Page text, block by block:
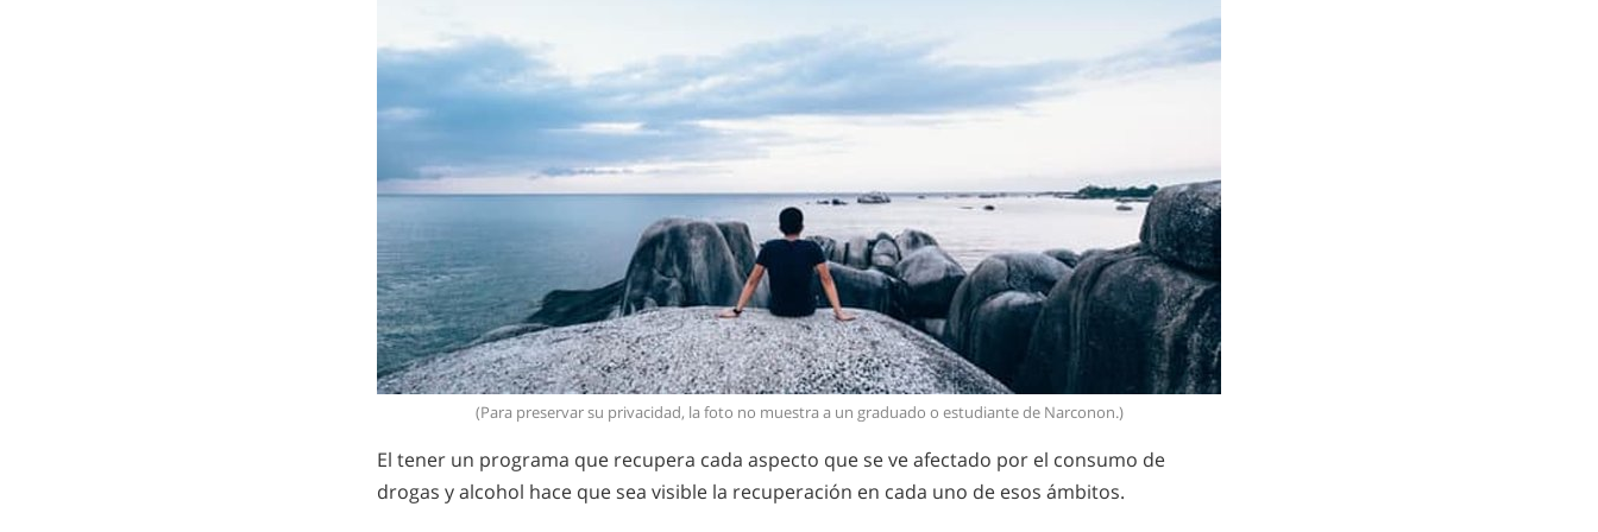
(Para preservar su privacidad, la foto no muestra a un graduado o estudiante de Narconon.)
El tener un programa que recupera cada aspecto que se ve afectado por el consumo de
drogas y alcohol hace que sea visible la recuperación en cada uno de esos ámbitos.